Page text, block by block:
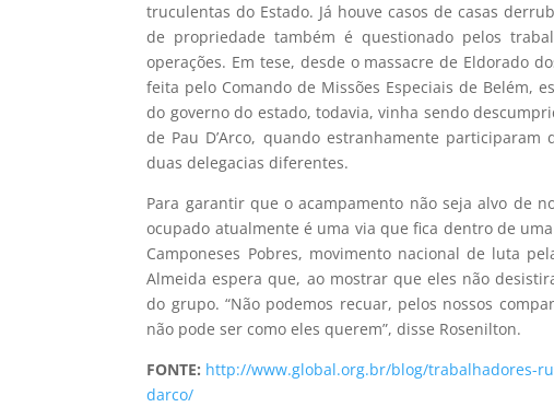
truculentas do Estado. Já houve casos de casas
de propriedade também é questionado pelos
operações. Em tese, desde o massacre de Eldorado
feita pelo Comando de Missões Especiais de Belém,
do governo do estado, todavia, vinha sendo
de Pau D’Arco, quando estranhamente
duas delegacias diferentes.
Para garantir que o acampamento não seja alvo de
ocupado atualmente é uma via que fica dentro de
Camponeses Pobres, movimento nacional de luta
Almeida espera que, ao mostrar que eles não
do grupo. “Não podemos recuar, pelos nossos
não pode ser como eles querem”, disse Rosenilton.
FONTE: http://www.global.org.br/blog/trabalhadores-
darco/